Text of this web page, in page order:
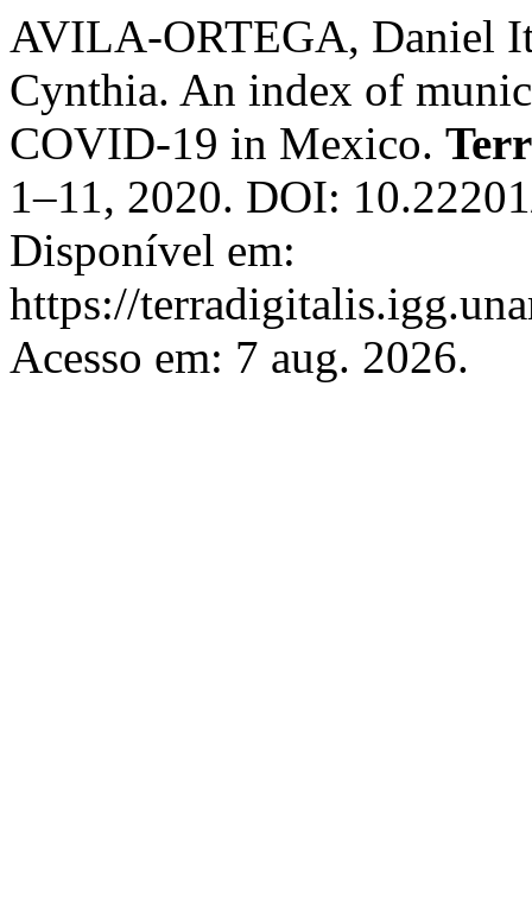
AVILA-ORTEGA, Daniel
Cynthia. An index of
COVID-19 in Mexico.
1–11, 2020. DOI:
Disponível em:
https://
Acesso em: 7 aug. 2026.